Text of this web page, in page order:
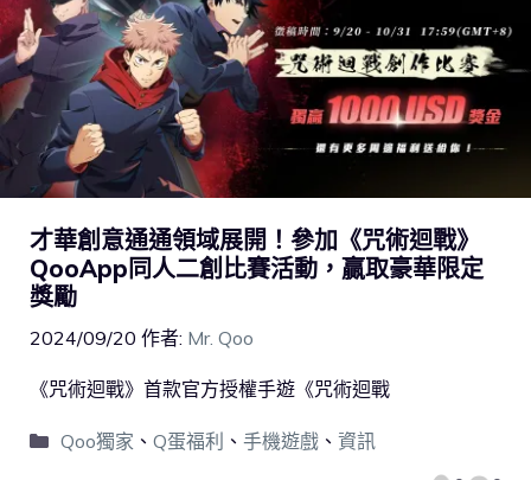
才華創意通通領域展開！參加《咒術迴戰》
QooApp同人二創比賽活動，贏取豪華限定
獎勵
2024/09/20 作者: Mr. Qoo
《咒術迴戰》首款官方授權手遊《咒術迴戰
Qoo獨家 、 Q蛋福利 、 手機遊戲、 資訊